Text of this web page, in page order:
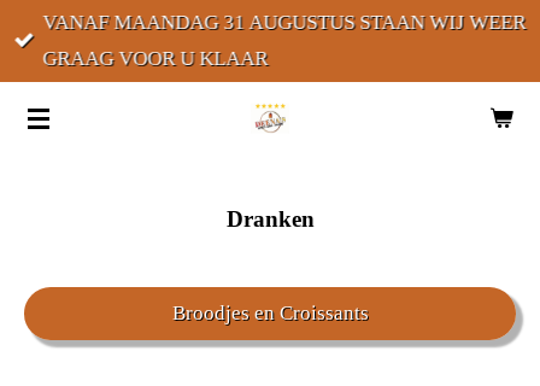
Ga
direct
de
VANAF MAANDAG 31 AUGUSTUS STAAN WIJ WEER
GRAAG VOOR U KLAAR
Dranken
Broodjes en Croissants